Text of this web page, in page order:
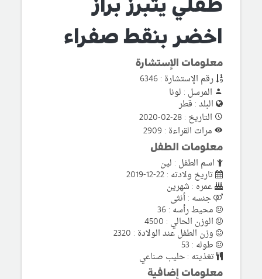
طفلي يتبرز براز
اخضر بنقط صفراء
معلومات الإستشارة
رقم الإستشارة : 6346
المرسل : لونا
البلد : قطر
التاريخ : 28-02-2020
مرات القراءة : 2909
معلومات الطفل
اسم الطفل : لين
تاريخ ولادته : 22-12-2019
عمره : شهرين
جنسه : أنثى
محيط رأسه : 36
الوزن الحالي : 4500
وزن الطفل عند الولادة : 2320
طوله : 53
تغذيته : حليب صناعي
معلومات إضافية